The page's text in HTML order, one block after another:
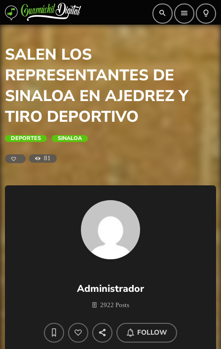
search menu lightbulb_outline
SALEN LOS
REPRESENTANTES DE
SINALOA EN AJEDREZ Y
TIRO DEPORTIVO
DEPORTES SINALOA
81
Administrador
2922 Posts
FOLLOW